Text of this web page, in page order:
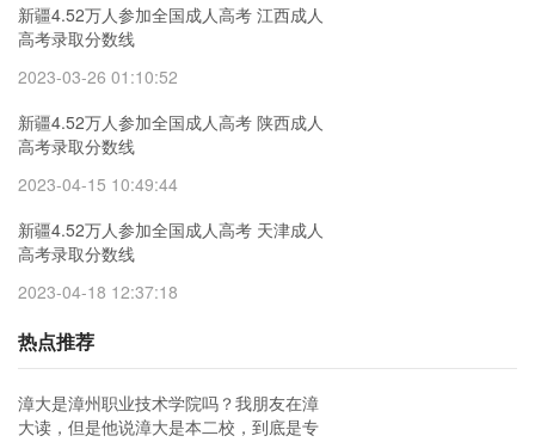
新疆4.52万人参加全国成人高考 江西成人
高考录取分数线
2023-03-26 01:10:52
新疆4.52万人参加全国成人高考 陕西成人
高考录取分数线
2023-04-15 10:49:44
新疆4.52万人参加全国成人高考 天津成人
高考录取分数线
2023-04-18 12:37:18
热点推荐
漳大是漳州职业技术学院吗？我朋友在漳
大读，但是他说漳大是本二校，到底是专